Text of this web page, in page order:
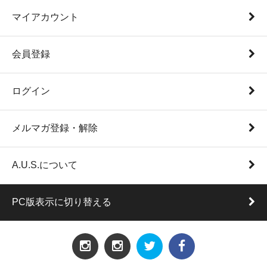
マイアカウント
会員登録
ログイン
メルマガ登録・解除
A.U.S.について
PC版表示に切り替える